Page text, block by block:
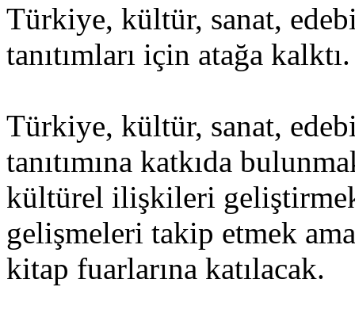
Türkiye, kültür, sanat,
tanıtımları için atağa kalktı.
Türkiye, kültür, sanat,
tanıtımına katkıda
kültürel ilişkileri geliştirmek
gelişmeleri takip etmek
kitap fuarlarına katılacak.